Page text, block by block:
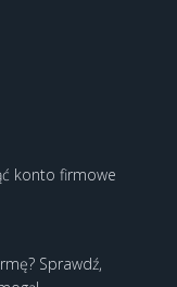
konto firmowe
Sprawdź,